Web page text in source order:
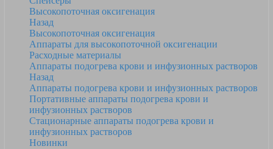
Высокопоточная оксигенация
Назад
Высокопоточная оксигенация
Аппараты для высокопоточной оксигенации
Расходные материалы
Аппараты подогрева крови и инфузионных растворов
Назад
Аппараты подогрева крови и инфузионных растворов
Портативные аппараты подогрева крови и
инфузионных растворов
Стационарные аппараты подогрева крови и
инфузионных растворов
Новинки